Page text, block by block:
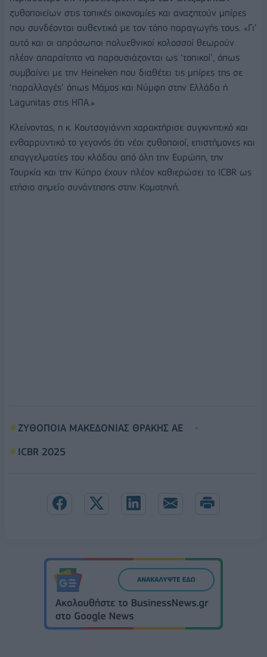
ζυθοποιείων στις τοπικές οικονομίες και αναζητούν μπίρες
που συνδέονται αυθεντικά με τον τόπο παραγωγής τους. «Γι’
αυτό και οι απρόσωποι πολυεθνικοί κολοσσοί θεωρούν
πλέον απαραίτητο να παρουσιάζονται ως ‘τοπικοί’, όπως
συμβαίνει με την Heineken που διαθέτει τις μπίρες της σε
‘παραλλαγές’ όπως Μάμος και Νύμφη στην Ελλάδα ή
Lagunitas στις ΗΠΑ.»
Κλείνοντας, η κ. Κουτσογιάννη χαρακτήρισε συγκινητικό και
ενθαρρυντικό το γεγονός ότι νέοι ζυθοποιοί, επιστήμονες και
επαγγελματίες του κλάδου από όλη την Ευρώπη, την
Τουρκία και την Κύπρο έχουν πλέον καθιερώσει το ICBR ως
ετήσιο σημείο συνάντησης στην Κομοτηνή.
ΖΥΘΟΠΟΙΑ ΜΑΚΕΔΟΝΙΑΣ ΘΡΑΚΗΣ ΑΕ
ICBR 2025